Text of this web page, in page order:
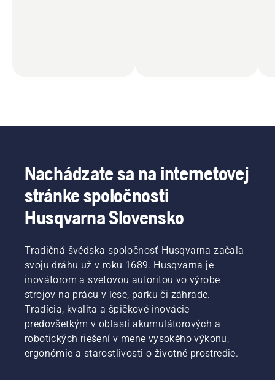
Nachádzate sa na internetovej
stránke spoločnosti
Husqvarna Slovensko
Tradičná švédska spoločnosť Husqvarna začala
svoju dráhu už v roku 1689. Husqvarna je
inovátorom a svetovou autoritou vo výrobe
strojov na prácu v lese, parku či záhrade.
Tradícia, kvalita a špičkové inovácie
predovšetkým v oblasti akumulátorových a
robotických riešení v mene vysokého výkonu,
ergonómie a starostlivosti o životné prostredie.